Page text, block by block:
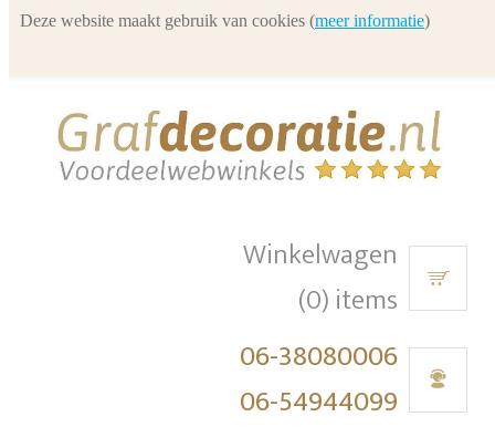
Winkelwagen
(0) items
06-38080006
06-54944099
Deze website maakt gebruik van cookies (meer informatie)